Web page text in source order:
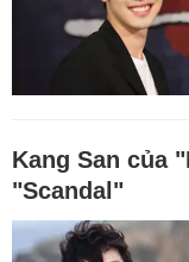
Kang San của
"Scandal"